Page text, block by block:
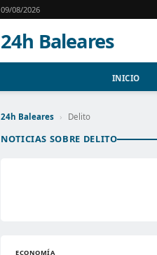
09/08/2026
24h Baleares
INICIO
24h Baleares › Delito
NOTICIAS SOBRE DELITO
ECONOMÍA